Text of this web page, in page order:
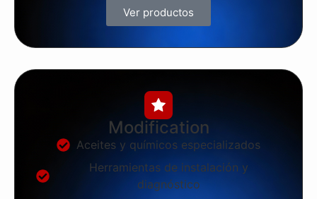
Ver productos
Modification
Aceites y químicos especializados
Herramientas de instalación y
diagnóstico